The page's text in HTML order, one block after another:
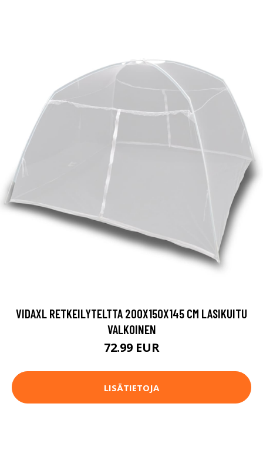
VIDAXL RETKEILYTELTTA 200X150X145 CM LASIKUITU
VALKOINEN
72.99 EUR
LISÄTIETOJA